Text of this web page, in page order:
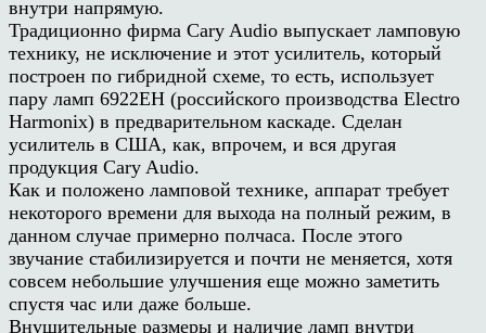
внутри напрямую.
Традиционно фирма Cary Audio выпускает ламповую
технику, не исключение и этот усилитель, который
построен по гибридной схеме, то есть, использует
пару ламп 6922EH (российского производства Electro
Harmonix) в предварительном каскаде. Сделан
усилитель в США, как, впрочем, и вся другая
продукция Cary Audio.
Как и положено ламповой технике, аппарат требует
некоторого времени для выхода на полный режим, в
данном случае примерно полчаса. После этого
звучание стабилизируется и почти не меняется, хотя
совсем небольшие улучшения еще можно заметить
спустя час или даже больше.
Внушительные размеры и наличие ламп внутри